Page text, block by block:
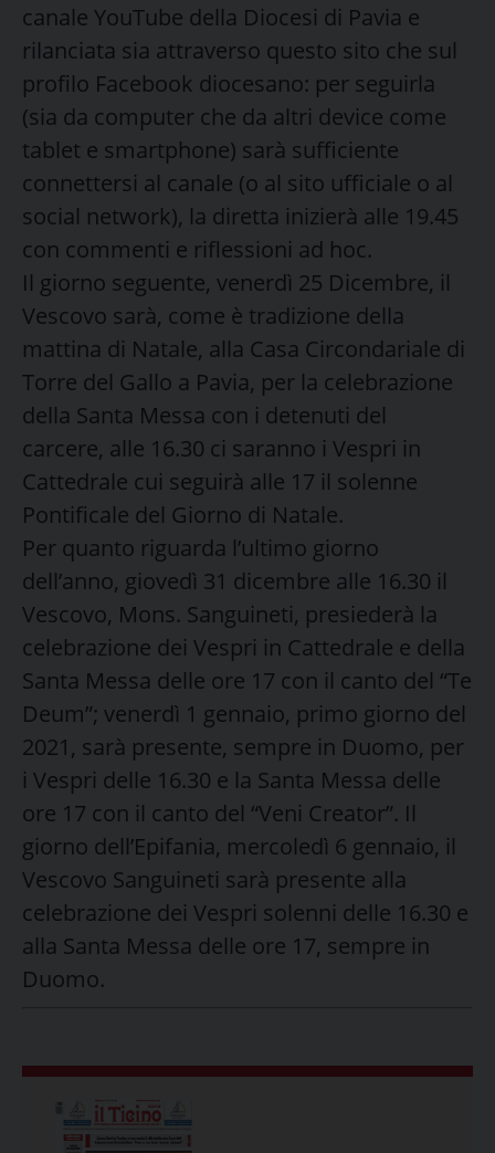
canale YouTube della Diocesi di Pavia e
rilanciata sia attraverso questo sito che sul
profilo Facebook diocesano: per seguirla
(sia da computer che da altri device come
tablet e smartphone) sarà sufficiente
connettersi al canale (o al sito ufficiale o al
social network), la diretta inizierà alle 19.45
con commenti e riflessioni ad hoc.
Il giorno seguente, venerdì 25 Dicembre, il
Vescovo sarà, come è tradizione della
mattina di Natale, alla Casa Circondariale di
Torre del Gallo a Pavia, per la celebrazione
della Santa Messa con i detenuti del
carcere, alle 16.30 ci saranno i Vespri in
Cattedrale cui seguirà alle 17 il solenne
Pontificale del Giorno di Natale.
Per quanto riguarda l’ultimo giorno
dell’anno, giovedì 31 dicembre alle 16.30 il
Vescovo, Mons. Sanguineti, presiederà la
celebrazione dei Vespri in Cattedrale e della
Santa Messa delle ore 17 con il canto del “Te
Deum”; venerdì 1 gennaio, primo giorno del
2021, sarà presente, sempre in Duomo, per
i Vespri delle 16.30 e la Santa Messa delle
ore 17 con il canto del “Veni Creator”. Il
giorno dell’Epifania, mercoledì 6 gennaio, il
Vescovo Sanguineti sarà presente alla
celebrazione dei Vespri solenni delle 16.30 e
alla Santa Messa delle ore 17, sempre in
Duomo.